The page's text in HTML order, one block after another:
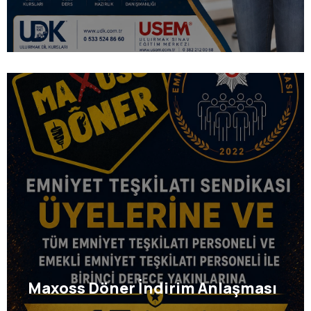
Maxoss Döner İndirim Anlaşması